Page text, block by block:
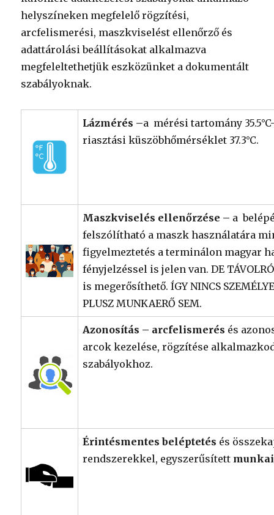
helyszíneken megfelelő rögzítési,
arcfelismerési, maszkviselést ellenőrző és
adattárolási beállításokat alkalmazva
megfeleltethetjük eszközünket a dokumentált
szabályoknak.
Lázmérés –a mérési tartomány
riasztási küszöbhőmérséklet 37.3°C.
Maszkviselés ellenőrzése – a
felszólítható a maszk használatára
figyelmeztetés a terminálon magyar
fényjelzéssel is jelen van. DE
is megerősíthető. ÍGY NINCS
PLUSZ MUNKAERŐ SEM.
Azonosítás – arcfelismerés és
arcok kezelése, rögzítése
szabályokhoz.
Érintésmentes beléptetés és
rendszerekkel, egyszerűsített